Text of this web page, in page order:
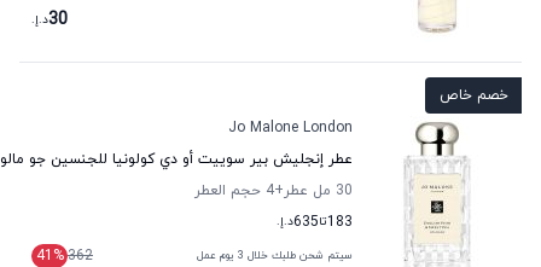
30د.إ.
خصم خاص
Jo Malone London
عطر إنجليش بير سوييت أو دي كولونيا للجنسين جو
30 مل عطر
+4
حجم العطر
183تا635د.إ.
سيتم شحن طلبك خلال 3 يوم عمل 362
41 %